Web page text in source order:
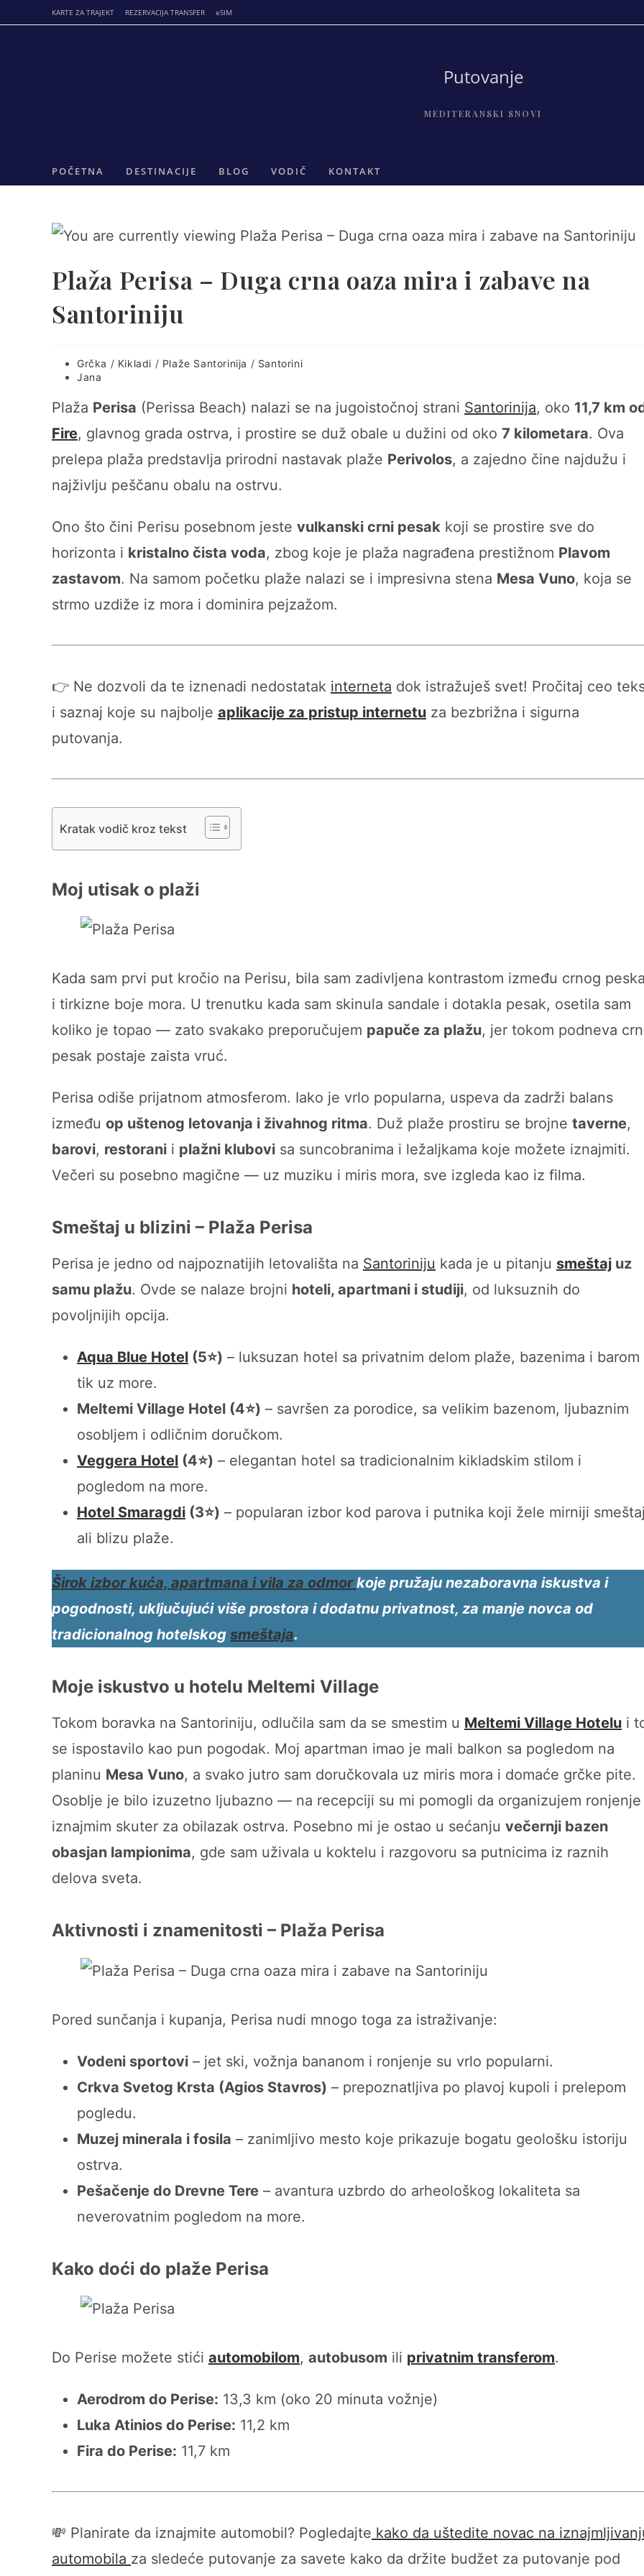
to
KARTE ZA TRAJEKT REZERVACIJA TRANSFER eSIM
Putovanje
MEDITERANSKI SNOVI
POČETNA DESTINACIJE BLOG VODIČ KONTAKT
Plaža Perisa – Duga crna oaza mira i zabave na
Santoriniju
Post
category:
Grčka / Kikladi / Plaže Santorinija / Santorini
Post
Jana
Plaža Perisa (Perissa Beach) nalazi se na jugoistočnoj strani Santorinija, oko 11,7 km
Fire, glavnog grada ostrva, i prostire se duž obale u dužini od oko 7 kilometara. Ova
prelepa plaža predstavlja prirodni nastavak plaže Perivolos, a zajedno čine najdužu i
najživlju peščanu obalu na ostrvu.
Ono što čini Perisu posebnom jeste vulkanski crni pesak koji se prostire sve do
horizonta i kristalno čista voda, zbog koje je plaža nagrađena prestižnom Plavom
zastavom. Na samom početku plaže nalazi se i impresivna stena Mesa Vuno, koja se
strmo uzdiže iz mora i dominira pejzažom.
👉 Ne dozvoli da te iznenadi nedostatak interneta dok istražuješ svet! Pročitaj ceo
i saznaj koje su najbolje aplikacije za pristup internetu za bezbrižna i sigurna
putovanja.
Kratak vodič kroz tekst
Moj utisak o plaži
Kada sam prvi put kročio na Perisu, bila sam zadivljena kontrastom između crnog
i tirkizne boje mora. U trenutku kada sam skinula sandale i dotakla pesak, osetila sam
koliko je topao — zato svakako preporučujem papuče za plažu, jer tokom podneva
pesak postaje zaista vruć.
Perisa odiše prijatnom atmosferom. Iako je vrlo popularna, uspeva da zadrži balans
između op uštenog letovanja i živahnog ritma. Duž plaže prostiru se brojne taverne,
barovi, restorani i plažni klubovi sa suncobranima i ležaljkama koje možete iznajmiti.
Večeri su posebno magične — uz muziku i miris mora, sve izgleda kao iz filma.
Smeštaj u blizini – Plaža Perisa
Perisa je jedno od najpoznatijih letovališta na Santoriniju kada je u pitanju smeštaj uz
samu plažu. Ovde se nalaze brojni hoteli, apartmani i studiji, od luksuznih do
povoljnijih opcija.
Aqua Blue Hotel (5⭐) – luksuzan hotel sa privatnim delom plaže, bazenima i barom
tik uz more.
Meltemi Village Hotel (4⭐) – savršen za porodice, sa velikim bazenom, ljubaznim
osobljem i odličnim doručkom.
Veggera Hotel (4⭐) – elegantan hotel sa tradicionalnim kikladskim stilom i
pogledom na more.
Hotel Smaragdi (3⭐) – popularan izbor kod parova i putnika koji žele mirniji
ali blizu plaže.
Širok izbor kuća, apartmana i vila za odmorkoje pružaju nezaboravna iskustva i
pogodnosti, uključujući više prostora i dodatnu privatnost, za manje novca od
tradicionalnog hotelskog smeštaja.
Moje iskustvo u hotelu Meltemi Village
Tokom boravka na Santoriniju, odlučila sam da se smestim u Meltemi Village Hotelu i
se ispostavilo kao pun pogodak. Moj apartman imao je mali balkon sa pogledom na
planinu Mesa Vuno, a svako jutro sam doručkovala uz miris mora i domaće grčke pite.
Osoblje je bilo izuzetno ljubazno — na recepciji su mi pomogli da organizujem
iznajmim skuter za obilazak ostrva. Posebno mi je ostao u sećanju večernji bazen
obasjan lampionima, gde sam uživala u koktelu i razgovoru sa putnicima iz raznih
delova sveta.
Aktivnosti i znamenitosti – Plaža Perisa
Pored sunčanja i kupanja, Perisa nudi mnogo toga za istraživanje:
Vodeni sportovi – jet ski, vožnja bananom i ronjenje su vrlo popularni.
Crkva Svetog Krsta (Agios Stavros) – prepoznatljiva po plavoj kupoli i prelepom
pogledu.
Muzej minerala i fosila – zanimljivo mesto koje prikazuje bogatu geološku istoriju
ostrva.
Pešačenje do Drevne Tere – avantura uzbrdo do arheološkog lokaliteta sa
neverovatnim pogledom na more.
Kako doći do plaže Perisa
Do Perise možete stići automobilom, autobusom ili privatnim transferom.
Aerodrom do Perise: 13,3 km (oko 20 minuta vožnje)
Luka Atinios do Perise: 11,2 km
Fira do Perise: 11,7 km
💸 Planirate da iznajmite automobil? Pogledajte kako da uštedite novac na
automobila za sledeće putovanje za savete kako da držite budžet za putovanje pod